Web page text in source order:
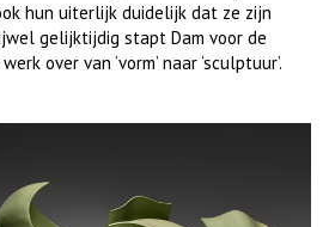
hun uiterlijk duidelijk dat ze zijn
gelijktijdig stapt Dam voor de
over van ‘vorm’ naar ‘sculptuur’.